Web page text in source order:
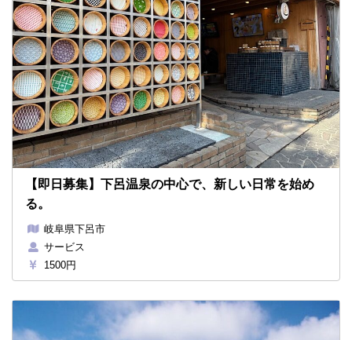
【即日募集】下呂温泉の中心で、新しい日常を始め
る。
岐阜県下呂市
サービス
1500円